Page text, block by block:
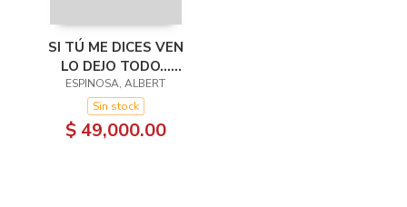
SI TÚ ME DICES VEN
LO DEJO TODO...
PERO DIME VEN
ESPINOSA, ALBERT
Sin stock
$ 49,000.00